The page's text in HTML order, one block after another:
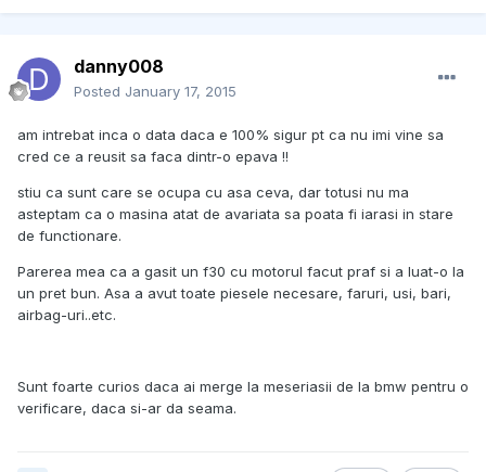
danny008
Posted January 17, 2015
am intrebat inca o data daca e 100% sigur pt ca nu imi vine sa
cred ce a reusit sa faca dintr-o epava !!
stiu ca sunt care se ocupa cu asa ceva, dar totusi nu ma
asteptam ca o masina atat de avariata sa poata fi iarasi in stare
de functionare.
Parerea mea ca a gasit un f30 cu motorul facut praf si a luat-o la
un pret bun. Asa a avut toate piesele necesare, faruri, usi, bari,
airbag-uri..etc.
Sunt foarte curios daca ai merge la meseriasii de la bmw pentru o
verificare, daca si-ar da seama.